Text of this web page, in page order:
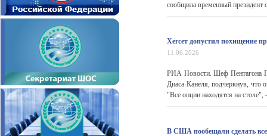
сообщила временный президент
Хегсет допустил похищение
11.06.2026
РИА Новости. Шеф Пентагона
Диаса-Канеля, подчеркнув, что
"Все опции находятся на
В США пообещали сделать